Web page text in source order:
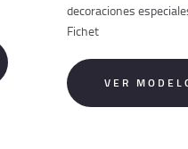
decoraciones
Fichet
VER